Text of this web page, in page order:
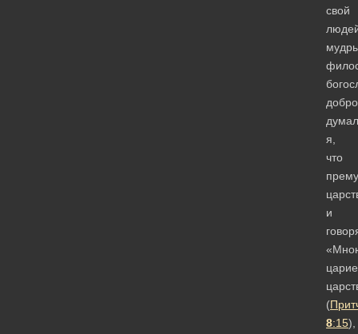
свой
думал
я,
что
и
царие
(
8:15),